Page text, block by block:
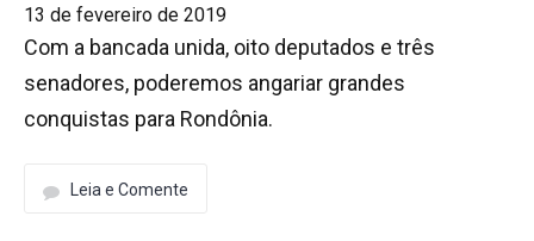
13 de fevereiro de 2019
Com a bancada unida, oito deputados e três
senadores, poderemos angariar grandes
conquistas para Rondônia.
Leia e Comente